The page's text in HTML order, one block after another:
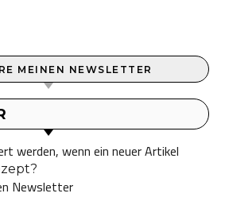
MEINEN NEWSLETTER
werden, wenn ein neuer Artikel
Newsletter